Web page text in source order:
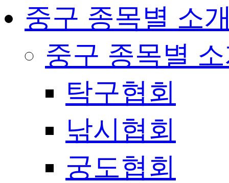
중구 종목별 소
중구 종목별
탁구협회
낚시협회
궁도협회